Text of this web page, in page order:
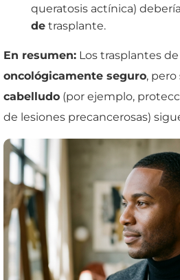
queratosis actínica)
de trasplante.
En resumen: Los trasplantes
oncológicamente seguro, pero
cabelludo (por ejemplo,
de lesiones precancerosas)